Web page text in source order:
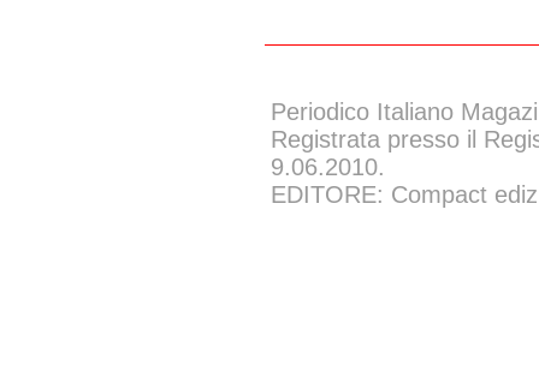
Periodico Italiano
Registrata presso il
9.06.2010.
EDITORE: Compact